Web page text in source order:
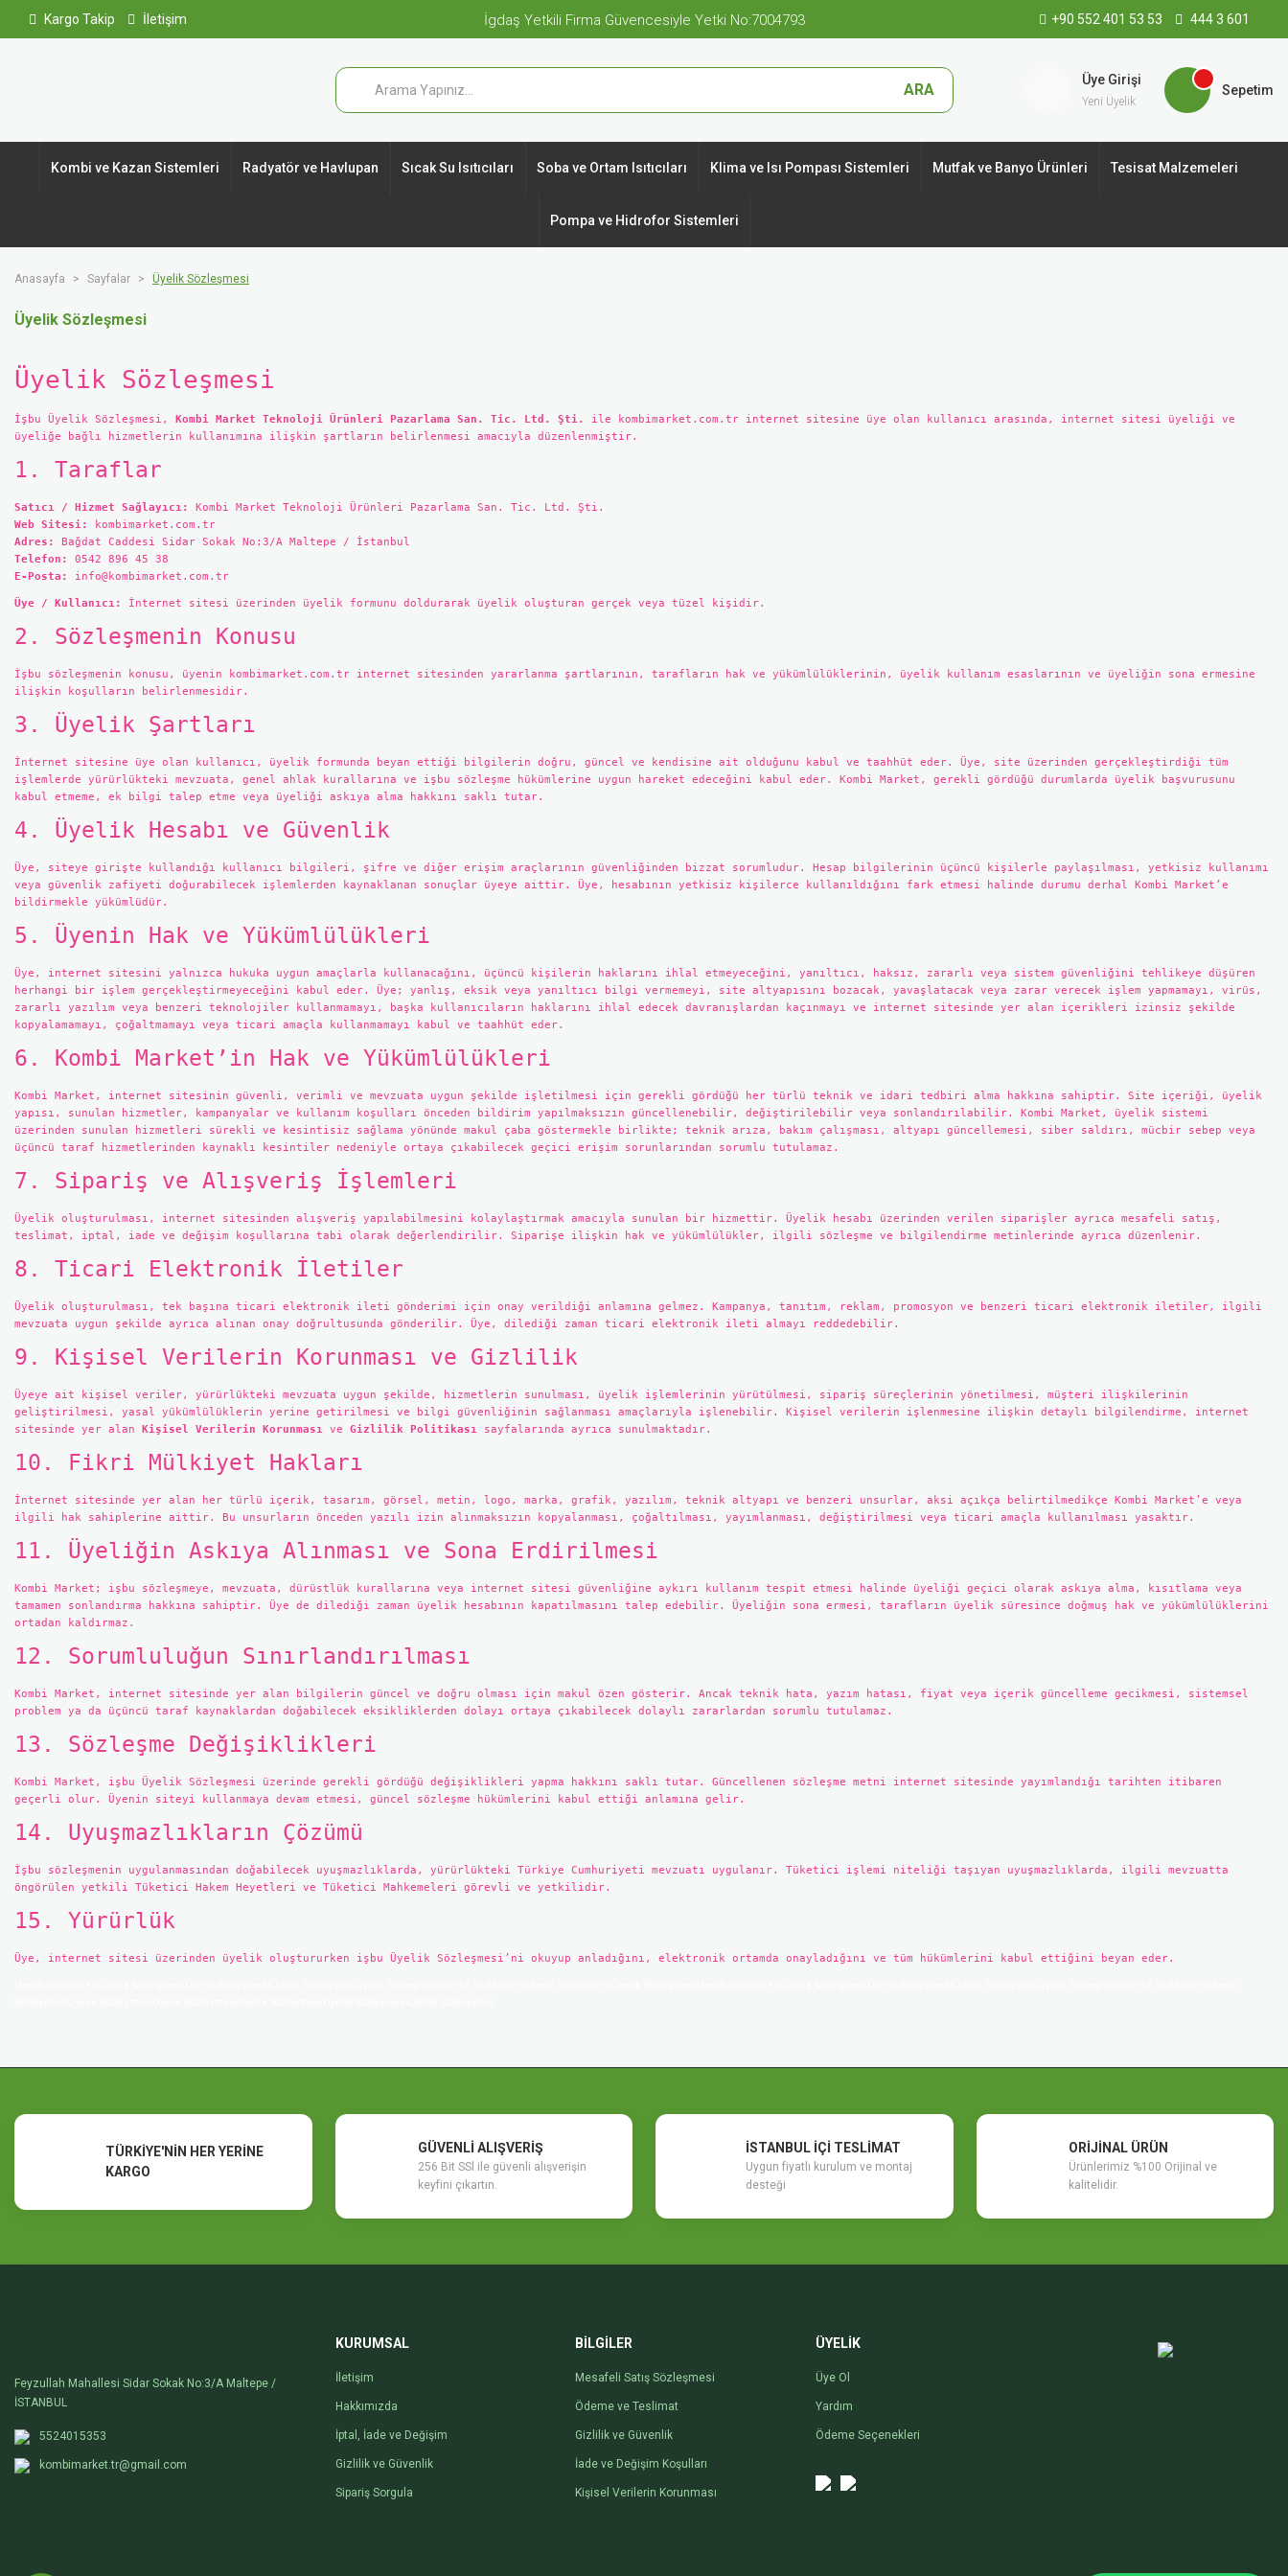
Kargo Takip İletişim İgdaş Yetkili Firma Güvencesiyle Yetki No:7004793 +90 552 401 53 53 444 3 601
ARA
Üye Girişi
Yeni Üyelik
Sepetim
Kombi ve Kazan Sistemleri Radyatör ve Havlupan Sıcak Su Isıtıcıları Soba ve Ortam Isıtıcıları Klima ve Isı Pompası Sistemleri Mutfak ve Banyo Ürünleri Tesisat Malzemeleri
Pompa ve Hidrofor Sistemleri
Anasayfa Sayfalar Üyelik Sözleşmesi
Üyelik Sözleşmesi
Üyelik Sözleşmesi
İşbu Üyelik Sözleşmesi, Kombi Market Teknoloji Ürünleri Pazarlama San. Tic. Ltd. Şti.
ile kombimarket.com.tr internet sitesine üye olan kullanıcı arasında, internet sitesi üyeliği ve
üyeliğe bağlı hizmetlerin kullanımına ilişkin şartların belirlenmesi amacıyla düzenlenmiştir.
1. Taraflar
Satıcı / Hizmet Sağlayıcı:
Kombi Market Teknoloji Ürünleri Pazarlama San. Tic. Ltd. Şti.
Web Sitesi:
kombimarket.com.tr
Adres:
Bağdat Caddesi Sidar Sokak No:3/A Maltepe / İstanbul
Telefon:
0542 896 45 38
E-Posta:
info@kombimarket.com.tr
Üye / Kullanıcı: İnternet sitesi üzerinden üyelik formunu doldurarak üyelik oluşturan gerçek veya tüzel kişidir.
2. Sözleşmenin Konusu
İşbu sözleşmenin konusu, üyenin kombimarket.com.tr internet sitesinden yararlanma şartlarının, tarafların hak ve yükümlülüklerinin, üyelik kullanım esaslarının ve üyeliğin sona ermesine
ilişkin koşulların belirlenmesidir.
3. Üyelik Şartları
İnternet sitesine üye olan kullanıcı, üyelik formunda beyan ettiği bilgilerin doğru, güncel ve kendisine ait olduğunu kabul ve taahhüt eder. Üye, site üzerinden gerçekleştirdiği tüm
işlemlerde yürürlükteki mevzuata, genel ahlak kurallarına ve işbu sözleşme hükümlerine uygun hareket edeceğini kabul eder. Kombi Market, gerekli gördüğü durumlarda üyelik başvurusunu
kabul etmeme, ek bilgi talep etme veya üyeliği askıya alma hakkını saklı tutar.
4. Üyelik Hesabı ve Güvenlik
Üye, siteye girişte kullandığı kullanıcı bilgileri, şifre ve diğer erişim araçlarının güvenliğinden bizzat sorumludur. Hesap bilgilerinin üçüncü kişilerle paylaşılması, yetkisiz kullanımı
veya güvenlik zafiyeti doğurabilecek işlemlerden kaynaklanan sonuçlar üyeye aittir. Üye, hesabının yetkisiz kişilerce kullanıldığını fark etmesi halinde durumu derhal Kombi Market’e
bildirmekle yükümlüdür.
5. Üyenin Hak ve Yükümlülükleri
Üye, internet sitesini yalnızca hukuka uygun amaçlarla kullanacağını, üçüncü kişilerin haklarını ihlal etmeyeceğini, yanıltıcı, haksız, zararlı veya sistem güvenliğini tehlikeye düşüren
herhangi bir işlem gerçekleştirmeyeceğini kabul eder. Üye; yanlış, eksik veya yanıltıcı bilgi vermemeyi, site altyapısını bozacak, yavaşlatacak veya zarar verecek işlem yapmamayı, virüs,
zararlı yazılım veya benzeri teknolojiler kullanmamayı, başka kullanıcıların haklarını ihlal edecek davranışlardan kaçınmayı ve internet sitesinde yer alan içerikleri izinsiz şekilde
kopyalamamayı, çoğaltmamayı veya ticari amaçla kullanmamayı kabul ve taahhüt eder.
6. Kombi Market’in Hak ve Yükümlülükleri
Kombi Market, internet sitesinin güvenli, verimli ve mevzuata uygun şekilde işletilmesi için gerekli gördüğü her türlü teknik ve idari tedbiri alma hakkına sahiptir. Site içeriği, üyelik
yapısı, sunulan hizmetler, kampanyalar ve kullanım koşulları önceden bildirim yapılmaksızın güncellenebilir, değiştirilebilir veya sonlandırılabilir. Kombi Market, üyelik sistemi
üzerinden sunulan hizmetleri sürekli ve kesintisiz sağlama yönünde makul çaba göstermekle birlikte; teknik arıza, bakım çalışması, altyapı güncellemesi, siber saldırı, mücbir sebep veya
üçüncü taraf hizmetlerinden kaynaklı kesintiler nedeniyle ortaya çıkabilecek geçici erişim sorunlarından sorumlu tutulamaz.
7. Sipariş ve Alışveriş İşlemleri
Üyelik oluşturulması, internet sitesinden alışveriş yapılabilmesini kolaylaştırmak amacıyla sunulan bir hizmettir. Üyelik hesabı üzerinden verilen siparişler ayrıca mesafeli satış,
teslimat, iptal, iade ve değişim koşullarına tabi olarak değerlendirilir. Siparişe ilişkin hak ve yükümlülükler, ilgili sözleşme ve bilgilendirme metinlerinde ayrıca düzenlenir.
8. Ticari Elektronik İletiler
Üyelik oluşturulması, tek başına ticari elektronik ileti gönderimi için onay verildiği anlamına gelmez. Kampanya, tanıtım, reklam, promosyon ve benzeri ticari elektronik iletiler, ilgili
mevzuata uygun şekilde ayrıca alınan onay doğrultusunda gönderilir. Üye, dilediği zaman ticari elektronik ileti almayı reddedebilir.
9. Kişisel Verilerin Korunması ve Gizlilik
Üyeye ait kişisel veriler, yürürlükteki mevzuata uygun şekilde, hizmetlerin sunulması, üyelik işlemlerinin yürütülmesi, sipariş süreçlerinin yönetilmesi, müşteri ilişkilerinin
geliştirilmesi, yasal yükümlülüklerin yerine getirilmesi ve bilgi güvenliğinin sağlanması amaçlarıyla işlenebilir. Kişisel verilerin işlenmesine ilişkin detaylı bilgilendirme, internet
sitesinde yer alan Kişisel Verilerin Korunması ve Gizlilik Politikası sayfalarında ayrıca sunulmaktadır.
10. Fikri Mülkiyet Hakları
İnternet sitesinde yer alan her türlü içerik, tasarım, görsel, metin, logo, marka, grafik, yazılım, teknik altyapı ve benzeri unsurlar, aksi açıkça belirtilmedikçe Kombi Market’e veya
ilgili hak sahiplerine aittir. Bu unsurların önceden yazılı izin alınmaksızın kopyalanması, çoğaltılması, yayımlanması, değiştirilmesi veya ticari amaçla kullanılması yasaktır.
11. Üyeliğin Askıya Alınması ve Sona Erdirilmesi
Kombi Market; işbu sözleşmeye, mevzuata, dürüstlük kurallarına veya internet sitesi güvenliğine aykırı kullanım tespit etmesi halinde üyeliği geçici olarak askıya alma, kısıtlama veya
tamamen sonlandırma hakkına sahiptir. Üye de dilediği zaman üyelik hesabının kapatılmasını talep edebilir. Üyeliğin sona ermesi, tarafların üyelik süresince doğmuş hak ve yükümlülüklerini
ortadan kaldırmaz.
12. Sorumluluğun Sınırlandırılması
Kombi Market, internet sitesinde yer alan bilgilerin güncel ve doğru olması için makul özen gösterir. Ancak teknik hata, yazım hatası, fiyat veya içerik güncelleme gecikmesi, sistemsel
problem ya da üçüncü taraf kaynaklardan doğabilecek eksikliklerden dolayı ortaya çıkabilecek dolaylı zararlardan sorumlu tutulamaz.
13. Sözleşme Değişiklikleri
Kombi Market, işbu Üyelik Sözleşmesi üzerinde gerekli gördüğü değişiklikleri yapma hakkını saklı tutar. Güncellenen sözleşme metni internet sitesinde yayımlandığı tarihten itibaren
geçerli olur. Üyenin siteyi kullanmaya devam etmesi, güncel sözleşme hükümlerini kabul ettiği anlamına gelir.
14. Uyuşmazlıkların Çözümü
İşbu sözleşmenin uygulanmasından doğabilecek uyuşmazlıklarda, yürürlükteki Türkiye Cumhuriyeti mevzuatı uygulanır. Tüketici işlemi niteliği taşıyan uyuşmazlıklarda, ilgili mevzuatta
öngörülen yetkili Tüketici Hakem Heyetleri ve Tüketici Mahkemeleri görevli ve yetkilidir.
15. Yürürlük
Üye, internet sitesi üzerinden üyelik oluştururken işbu Üyelik Sözleşmesi’ni okuyup anladığını, elektronik ortamda onayladığını ve tüm hükümlerini kabul ettiğini beyan eder.
TÜRKİYE'NİN HER YERİNE
KARGO
GÜVENLİ ALIŞVERİŞ
256 Bit SSl ile güvenli alışverişin
keyfini çıkartın.
İSTANBUL İÇİ TESLİMAT
Uygun fiyatlı kurulum ve montaj
desteği
ORİJİNAL ÜRÜN
Ürünlerimiz %100 Orijinal ve
kalitelidir.
Feyzullah Mahallesi Sidar Sokak No:3/A Maltepe /
İSTANBUL
5524015353
kombimarket.tr@gmail.com
KURUMSAL
İletişim
Hakkımızda
İptal, İade ve Değişim
Gizlilik ve Güvenlik
Sipariş Sorgula
BİLGİLER
Mesafeli Satış Sözleşmesi
Ödeme ve Teslimat
Gizlilik ve Güvenlik
İade ve Değişim Koşulları
Kişisel Verilerin Korunması
ÜYELİK
Üye Ol
Yardım
Ödeme Seçenekleri